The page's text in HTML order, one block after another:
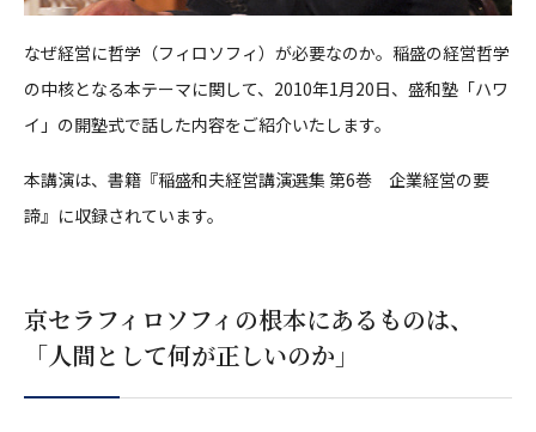
なぜ経営に哲学（フィロソフィ）が必要なのか。稲盛の経営哲学
の中核となる本テーマに関して、2010年1月20日、盛和塾「ハワ
イ」の開塾式で話した内容をご紹介いたします。
本講演は、書籍『稲盛和夫経営講演選集 第6巻 企業経営の要
諦』に収録されています。
京セラフィロソフィの根本にあるものは、
「人間として何が正しいのか」